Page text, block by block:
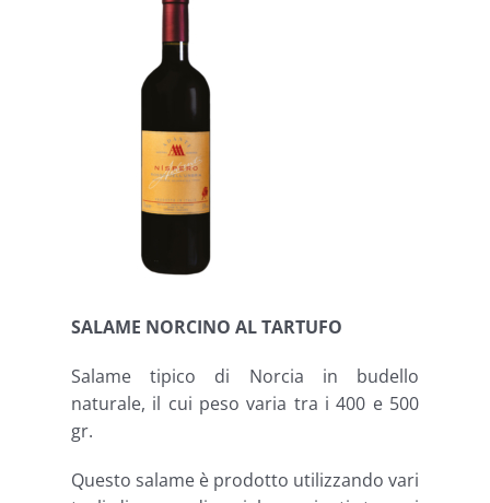
SALAME NORCINO AL TARTUFO
Salame tipico di Norcia in budello
naturale, il cui peso varia tra i 400 e 500
gr.
Questo salame è prodotto utilizzando vari